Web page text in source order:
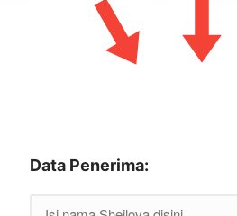
Data Penerima: